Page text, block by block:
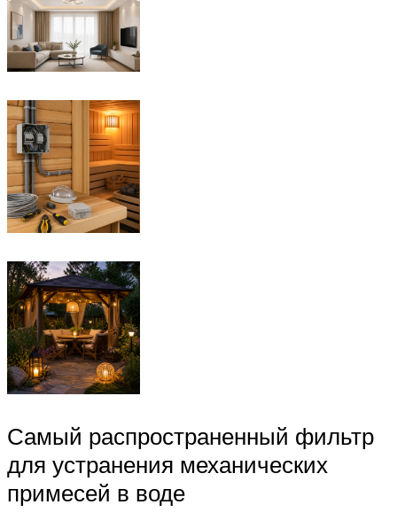
Самый распространенный фильтр
для устранения механических
примесей в воде